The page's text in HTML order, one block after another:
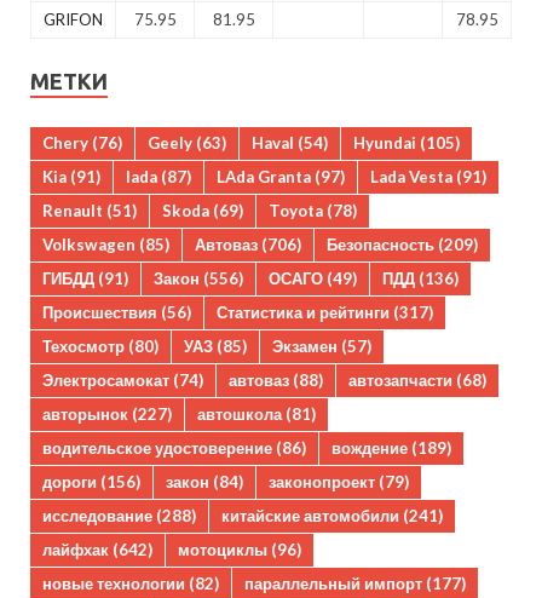
GRIFON
75.95 81.95 78.95
МЕТКИ
Chery (76) Geely (63) Haval (54) Hyundai (105)
Kia (91) lada (87) LAda Granta (97) Lada Vesta (91)
Renault (51) Skoda (69) Toyota (78)
Volkswagen (85) Автоваз (706) Безопасность (209)
ГИБДД (91) Закон (556) ОСАГО (49) ПДД (136)
Происшествия (56) Статистика и рейтинги (317)
Техосмотр (80) УАЗ (85) Экзамен (57)
Электросамокат (74) автоваз (88) автозапчасти (68)
авторынок (227) автошкола(81)
водительское удостоверение (86) вождение (189)
дороги (156) закон (84) законопроект (79)
исследование (288) китайские автомобили (241)
лайфхак (642) мотоциклы (96)
новые технологии (82) параллельный импорт (177)